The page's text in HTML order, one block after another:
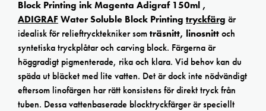
Block Printing ink Magenta Adigraf 150ml ,
ADIGRAFWater Soluble Block Printing tryckfärg är
idealisk för relieftrycktekniker somträsnitt, linosnittoch
syntetiska tryckplåtar och carving block. Färgerna är
höggradigt pigmenterade, rika och klara. Vid behov kan du
späda ut bläcket med lite vatten. Det är dock inte nödvändigt
eftersom linofärgen har rätt konsistens för direkt tryck från
tuben. Dessa vattenbaserade blocktryckfärger är speciellt